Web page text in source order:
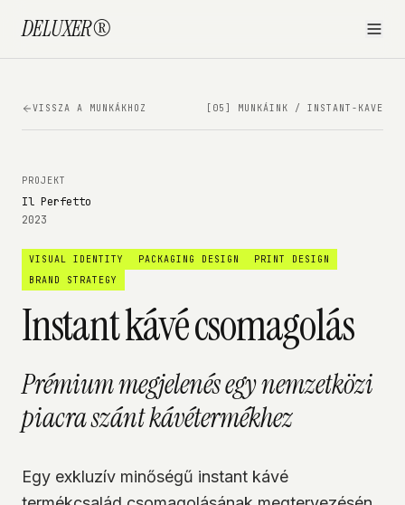
DELUXER®
VISSZA A MUNKÁKHOZ [05] MUNKÁINK / INSTANT-KAVE
PROJEKT
Il Perfetto
2023
VISUAL IDENTITY PACKAGING DESIGN
PRINT DESIGN
BRAND STRATEGY
Instant kávé csomagolás
Prémium megjelenés egy nemzetközi
piacra szánt kávétermékhez
Egy exkluzív minőségű instant kávé